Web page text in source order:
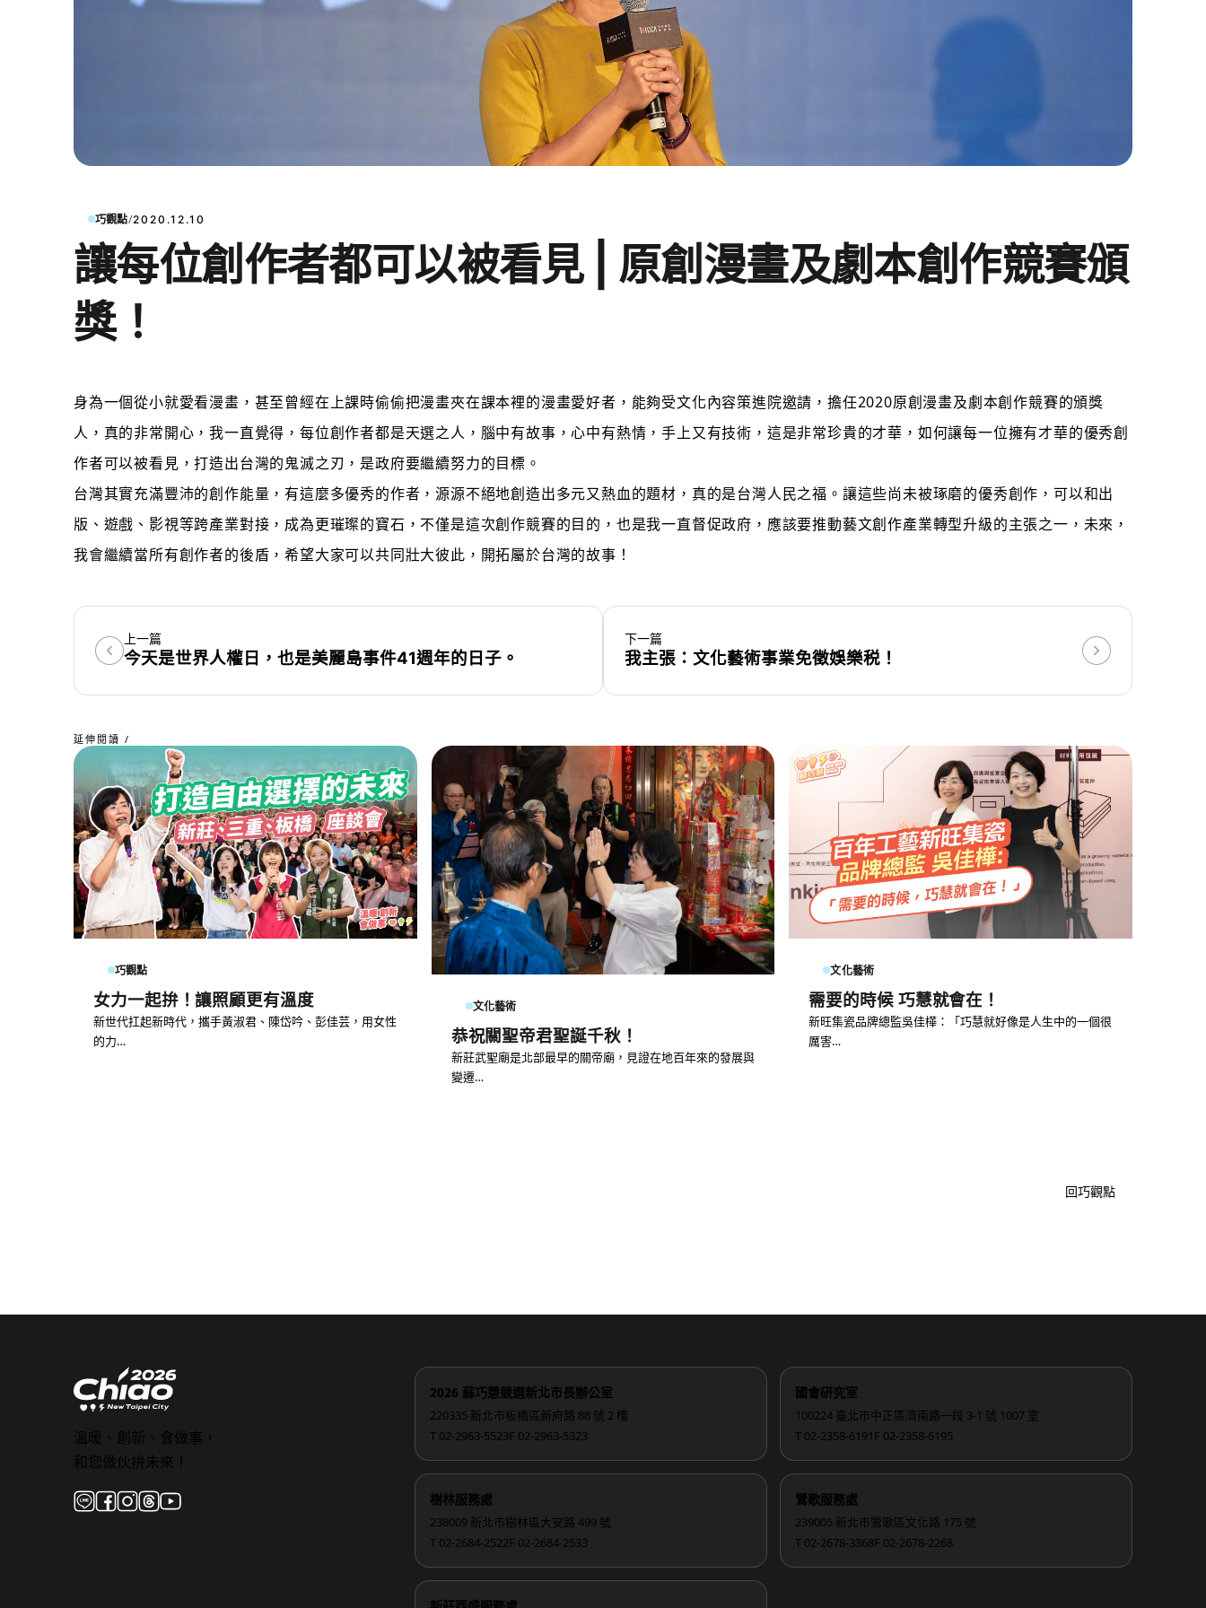
巧觀點/2020.12.10
讓每位創作者都可以被看見 | 原創漫畫及劇本創作競賽頒
獎！
身為一個從小就愛看漫畫，甚至曾經在上課時偷偷把漫畫夾在課本裡的漫畫愛好者，能夠受文化內容策進院邀請，擔任2020原創漫畫及劇本創作競賽的頒獎
人，真的非常開心，我一直覺得，每位創作者都是天選之人，腦中有故事，心中有熱情，手上又有技術，這是非常珍貴的才華，如何讓每一位擁有才華的優秀創
作者可以被看見，打造出台灣的鬼滅之刃，是政府要繼續努力的目標。
台灣其實充滿豐沛的創作能量，有這麼多優秀的作者，源源不絕地創造出多元又熱血的題材，真的是台灣人民之福。讓這些尚未被琢磨的優秀創作，可以和出
版、遊戲、影視等跨產業對接，成為更璀璨的寶石，不僅是這次創作競賽的目的，也是我一直督促政府，應該要推動藝文創作產業轉型升級的主張之一，未來，
我會繼續當所有創作者的後盾，希望大家可以共同壯大彼此，開拓屬於台灣的故事！
上一篇
今天是世界人權日，也是美麗島事件41週年的日子。
下一篇
我主張：文化藝術事業免徵娛樂税！
延伸閱讀 /
巧觀點
女力一起拚！讓照顧更有溫度
新世代扛起新時代，攜手黃淑君、陳岱吟、彭佳芸，用女性
的力…
文化藝術
恭祝關聖帝君聖誕千秋！
新莊武聖廟是北部最早的關帝廟，見證在地百年來的發展與
變遷…
文化藝術
需要的時候 巧慧就會在！
新旺集瓷品牌總監吳佳樺：「巧慧就好像是人生中的一個很
厲害…
回巧觀點
溫暖、創新、會做事，
和您做伙拚未來！
2026 蘇巧慧競選新北市長辦公室
220335 新北市板橋區新府路 88 號 2 樓
T 02-2963-5523F 02-2963-5323
國會研究室
100224 臺北市中正區濟南路一段 3-1 號 1007 室
T 02-2358-6191 F 02-2358-6195
樹林服務處
238009 新北市樹林區大安路 499 號
T 02-2684-2522F 02-2684-2533
鶯歌服務處
239005 新北市鶯歌區文化路 175 號
T 02-2678-3368F 02-2678-2268